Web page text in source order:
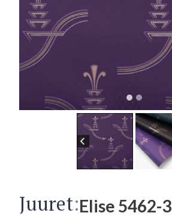
Juuret:Elise 5462-3